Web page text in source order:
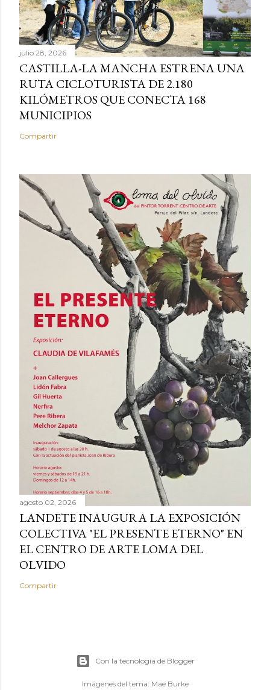
julio 28, 2026
CASTILLA-LA MANCHA ESTRENA UNA
RUTA CICLOTURISTA DE 2.180
KILÓMETROS QUE CONECTA 168
MUNICIPIOS
Compartir
agosto 02, 2026
LANDETE INAUGURA LA EXPOSICIÓN
COLECTIVA "EL PRESENTE ETERNO" EN
EL CENTRO DE ARTE LOMA DEL
OLVIDO
Compartir
Con la tecnología de Blogger
Imágenes del tema: Mae Burke